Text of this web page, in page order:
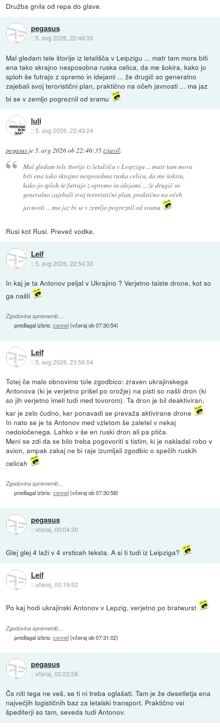
Družba gnila od repa do glave.
pegasus
:: 5. avg 2026, 22:46:35
Mal gledam tele štorije iz letališča v Leipzigu ... matr tam mora biti
ena tako skrajno nesposobna ruska celica, da me šokira, kako jo
sploh še futrajo z opremo in idejami ... že drugič so generalno
zajebali svoj teroristični plan, praktično na očeh javnosti ... ma jaz
bi se v zemljo pogreznil od sramu
luli
::5. avg 2026, 22:49:24
pegasus je5. avg 2026 ob 22:46:35izjavil:
Mal gledam tele štorije iz letališča v Leipzigu ... matr tam mora
biti ena tako skrajno nesposobna ruska celica, da me šokira,
kako jo sploh še futrajo z opremo in idejami ... že drugič so
generalno zajebali svoj teroristični plan, praktično na očeh
javnosti ... ma jaz bi se v zemljo pogreznil od sramu
Rusi kot Rusi. Preveč vodke.
Leif
:: 5. avg 2026, 22:54:33
In kaj je ta Antonov peljal v Ukrajino ? Verjetno taiste drone, kot so
ga našli
Zgodovina sprememb…
predlagal izbris:connel(včeraj ob 07:30:54)
Leif
::5. avg 2026, 23:56:54
Totej če malo obnovimo tole zgodbico: zraven ukrajinskega
Antonova (ki je verjetno prišel po orožje) na pisti so našli dron (ki
so jih verjetno imeli tudi med tovorom). Ta dron je bil deaktiviran,
kar je zelo čudno, ker ponavadi se prevaža aktivirane drone
In nato se je ta Antonov med vzletom še zaletel v nekaj
nedoločenega. Lahko v še en ruski dron ali pa ptiča.
Meni se zdi da se bilo treba pogovoriti s tistim, ki je nakladal robo v
avion, ampak zakaj ne bi raje izumljali zgodbic o spečih ruskih
celicah
Zgodovina sprememb…
predlagal izbris:connel(včeraj ob 07:30:58)
pegasus
::včeraj, 00:04:30
Glej glej 4 laži v 4 vrsticah teksta. A si ti tudi iz Leipziga?
Leif
::včeraj, 00:19:52
Po kaj hodi ukrajinski Antonov v Lepzig, verjetno po bratwurst
Zgodovina sprememb…
predlagal izbris:connel(včeraj ob 07:31:02)
pegasus
::včeraj, 00:23:58
Čs niti tega ne veš, se ti ni treba oglašati. Tam je že desetletja ena
največjih logističnih baz za letalski transport. Praktično vsi
špediterji so tam, seveda tudi Antonov.